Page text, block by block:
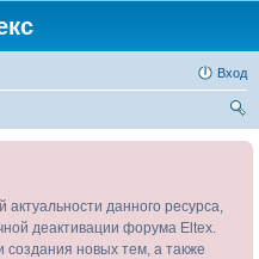
Вход
данного ресурса,
деактивации форума Eltex.
новых тем, а также